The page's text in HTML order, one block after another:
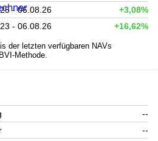
- 06.08.26
+3,08%
- 06.08.26 +16,62%
der letzten verfügbaren NAVs
Methode.
--
--